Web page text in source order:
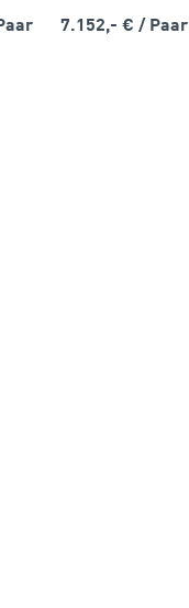
7.152,- € / Paar